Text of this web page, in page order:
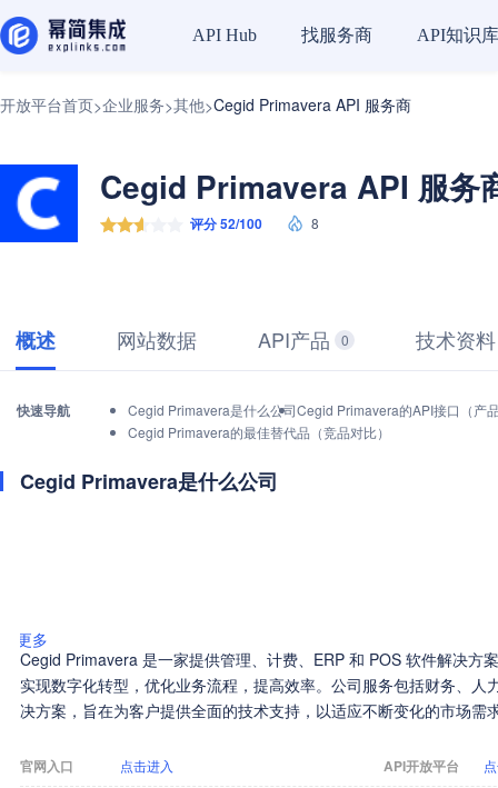
API Hub 找服务商 API知识库
开放平台首页>企业服务>其他>Cegid Primavera API 服务商
Cegid Primavera API 服务
评分 52/100 8
概述 网站数据 API产品 0 技术资料
快速导航 Cegid Primavera是什么公司Cegid Primavera的API接口（产
Cegid Primavera的最佳替代品（竞品对比）
Cegid Primavera是什么公司
更多
Cegid Primavera 是一家提供管理、计费、ERP 和 POS 软件解决方
实现数字化转型，优化业务流程，提高效率。公司服务包括财务、人
决方案，旨在为客户提供全面的技术支持，以适应不断变化的市场需
官网入口 点击进入 API开放平台